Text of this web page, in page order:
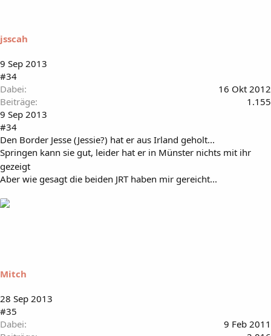
jsscah
9 Sep 2013
#34
Dabei
16 Okt 2012
Beiträge
1.155
9 Sep 2013
#34
Den Border Jesse (Jessie?) hat er aus Irland geholt...
Springen kann sie gut, leider hat er in Münster nichts mit ihr
gezeigt
Aber wie gesagt die beiden JRT haben mir gereicht...
Mitch
28 Sep 2013
#35
Dabei
9 Feb 2011